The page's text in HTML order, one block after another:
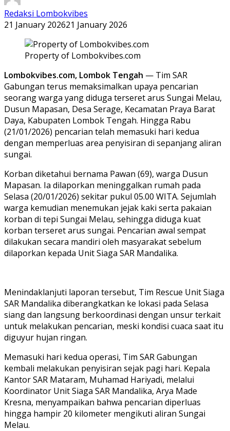
Redaksi Lombokvibes
21 January 202621 January 2026
Property of Lombokvibes.com
Lombokvibes.com, Lombok Tengah — Tim SAR
Gabungan terus memaksimalkan upaya pencarian
seorang warga yang diduga terseret arus Sungai Melau,
Dusun Mapasan, Desa Serage, Kecamatan Praya Barat
Daya, Kabupaten Lombok Tengah. Hingga Rabu
(21/01/2026) pencarian telah memasuki hari kedua
dengan memperluas area penyisiran di sepanjang aliran
sungai.
Korban diketahui bernama Pawan (69), warga Dusun
Mapasan. Ia dilaporkan meninggalkan rumah pada
Selasa (20/01/2026) sekitar pukul 05.00 WITA. Sejumlah
warga kemudian menemukan jejak kaki serta pakaian
korban di tepi Sungai Melau, sehingga diduga kuat
korban terseret arus sungai. Pencarian awal sempat
dilakukan secara mandiri oleh masyarakat sebelum
dilaporkan kepada Unit Siaga SAR Mandalika.
Menindaklanjuti laporan tersebut, Tim Rescue Unit Siaga
SAR Mandalika diberangkatkan ke lokasi pada Selasa
siang dan langsung berkoordinasi dengan unsur terkait
untuk melakukan pencarian, meski kondisi cuaca saat itu
diguyur hujan ringan.
Memasuki hari kedua operasi, Tim SAR Gabungan
kembali melakukan penyisiran sejak pagi hari. Kepala
Kantor SAR Mataram, Muhamad Hariyadi, melalui
Koordinator Unit Siaga SAR Mandalika, Arya Made
Kresna, menyampaikan bahwa pencarian diperluas
hingga hampir 20 kilometer mengikuti aliran Sungai
Melau.